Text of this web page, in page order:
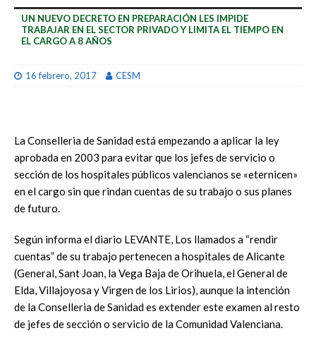
UN NUEVO DECRETO EN PREPARACIÓN LES IMPIDE
TRABAJAR EN EL SECTOR PRIVADO Y LIMITA EL TIEMPO EN
EL CARGO A 8 AÑOS
16 febrero, 2017 CESM
La Conselleria de Sanidad está empezando a aplicar la ley
aprobada en 2003 para evitar que los jefes de servicio o
sección de los hospitales públicos valencianos se «eternicen»
en el cargo sin que rindan cuentas de su trabajo o sus planes
de futuro.
Según informa el diario LEVANTE, Los llamados a “rendir
cuentas” de su trabajo pertenecen a hospitales de Alicante
(General, Sant Joan, la Vega Baja de Orihuela, el General de
Elda, Villajoyosa y Virgen de los Lirios), aunque la intención
de la Conselleria de Sanidad es extender este examen al resto
de jefes de sección o servicio de la Comunidad Valenciana.